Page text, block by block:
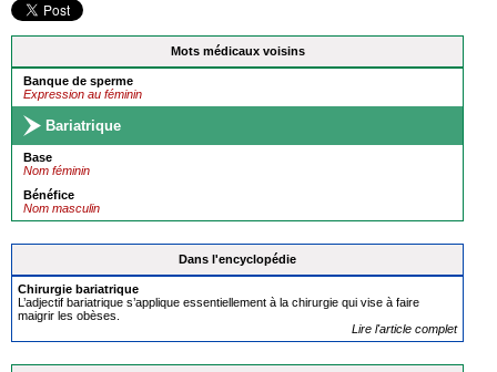
Mots médicaux voisins
Banque de sperme
Expression au féminin
Bariatrique
Base
Nom féminin
Bénéfice
Nom masculin
Dans l'encyclopédie
Chirurgie bariatrique
L’adjectif bariatrique s’applique essentiellement à la chirurgie qui vise à faire
maigrir les obèses.
Lire l'article complet